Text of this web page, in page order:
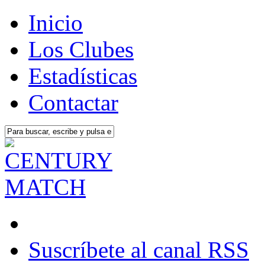
Inicio
Los Clubes
Estadísticas
Contactar
Suscríbete al canal RSS